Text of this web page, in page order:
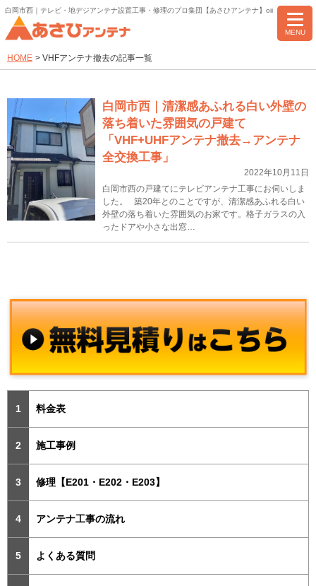
白岡市西｜テレビ・地デジアンテナ設置工事・修理のプロ集団【あさひアンテナ】oii
MENU
HOME > VHFアンテナ撤去の記事一覧
白岡市西｜清潔感あふれる白い外壁の
落ち着いた雰囲気の戸建て
「VHF+UHFアンテナ撤去→アンテナ
全交換工事」
2022年10月11日
白岡市西の戸建てにテレビアンテナ工事にお伺いしま
した。 築20年とのことですが、清潔感あふれる白い
外壁の落ち着いた雰囲気のお家です。格子ガラスの入
ったドアや小さな出窓…
料金表
施工事例
修理【E201・E202・E203】
アンテナ工事の流れ
よくある質問